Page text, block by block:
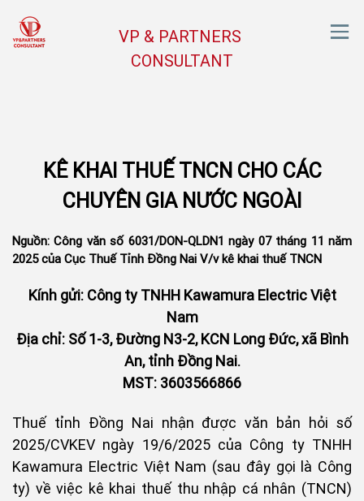
VP & PARTNERS
CONSULTANT
KÊ KHAI THUẾ TNCN CHO CÁC
CHUYÊN GIA NƯỚC NGOÀI
Nguồn: Công văn số 6031/DON-QLDN1 ngày 07 tháng 11 năm
2025 của Cục Thuế Tỉnh Đồng Nai V/v kê khai thuế TNCN
Kính gửi: Công ty TNHH Kawamura Electric Việt
Nam
Địa chỉ: Số 1-3, Đường N3-2, KCN Long Đức, xã Bình
An, tỉnh Đồng Nai.
MST: 3603566866
Thuế tỉnh Đồng Nai nhận được văn bản hỏi số
2025/CVKEV ngày 19/6/2025 của Công ty TNHH
Kawamura Electric Việt Nam (sau đây gọi là Công
ty) về việc kê khai thuế thu nhập cá nhân (TNCN)